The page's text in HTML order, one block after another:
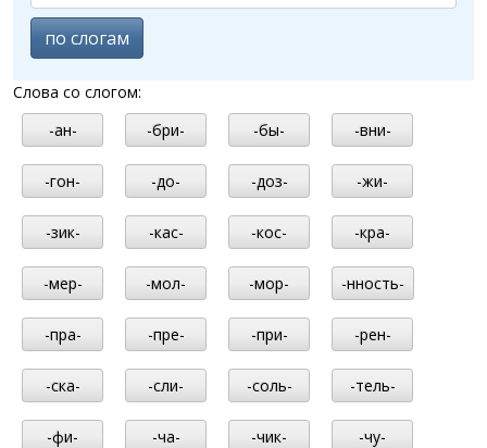
по слогам
Слова со слогом:
-ан-
-бри- -бы- -вни-
-гон- -до- -доз- -жи-
-зик- -кас- -кос- -кра-
-мер- -мол- -мор- -нность-
-пра- -пре- -при- -рен-
-ска- -сли- -соль- -тель-
-фи- -ча- -чик- -чу-